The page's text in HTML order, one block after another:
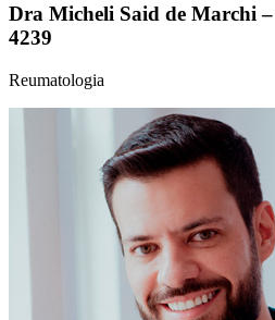
Dra Micheli Said de Marchi
4239
Reumatologia